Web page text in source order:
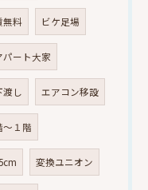
無料 ビケ足場
パート大家
渡し エアコン移設
～１階
変換ユニオン